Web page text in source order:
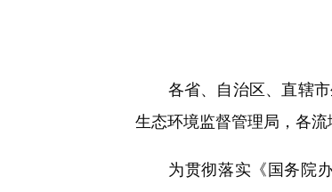
各省、自治区、直辖市
生态环境监督管理局，各流
为贯彻落实《国务院办